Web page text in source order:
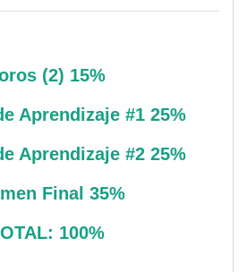
(2) 15%
Aprendizaje #1 25%
Aprendizaje #2 25%
Final 35%
100%